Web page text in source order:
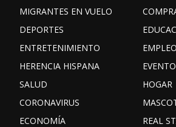
MIGRANTES EN VUELO
DEPORTES
ENTRETENIMIENTO
HERENCIA HISPANA
SALUD
CORONAVIRUS
ECONOMÍA
EMPLEO
HOGAR
REAL